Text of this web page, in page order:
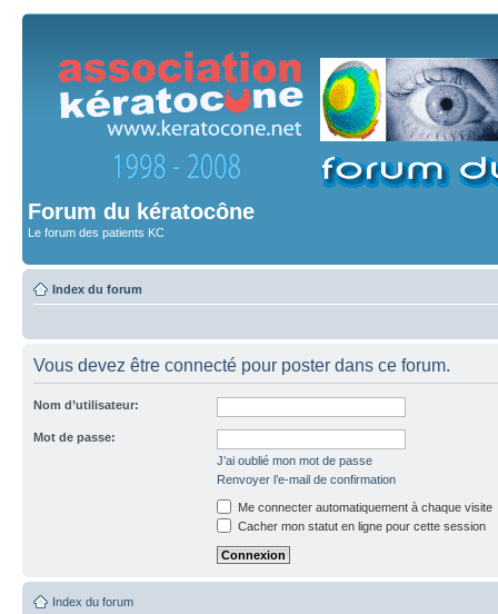
Forum du kératocône
Le forum des patients KC
Index du forum
Vous devez être connecté pour poster dans ce forum.
Nom d’utilisateur:
Mot de passe:
J’ai oublié mon mot de passe
Renvoyer l’e-mail de confirmation
Me connecter automatiquement à chaque visite
Cacher mon statut en ligne pour cette session
Index du forum